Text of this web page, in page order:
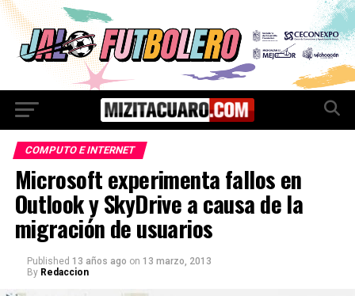
COMPUTO E INTERNET
Microsoft experimenta fallos en
Outlook y SkyDrive a causa de la
migración de usuarios
Published 13 años ago on 13 marzo, 2013
By Redaccion